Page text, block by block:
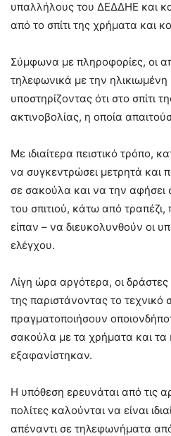
υπαλλήλους του ΔΕΔΔΗΕ και
από το σπίτι της χρήματα και
Σύμφωνα με πληροφορίες, οι
τηλεφωνικά με την
υποστηρίζοντας ότι στο σπίτι
ακτινοβολίας, η οποία
Με ιδιαίτερα πειστικό τρόπο,
να συγκεντρώσει μετρητά και
σε σακούλα και να την αφήσει
του σπιτιού, κάτω από
είπαν – να διευκολυνθούν οι
ελέγχου.
Λίγη ώρα αργότερα, οι
της παριστάνοντας το τεχνικό
πραγματοποιήσουν
σακούλα με τα χρήματα και τα
εξαφανίστηκαν.
Η υπόθεση ερευνάται από τις
πολίτες καλούνται να είναι
απέναντι σε τηλεφωνήματα